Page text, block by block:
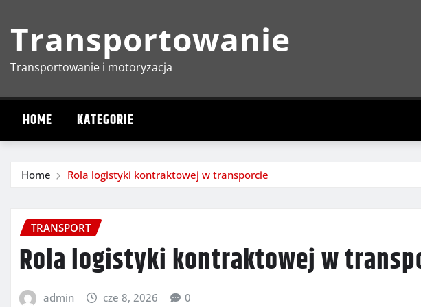
content
Transportowanie
Transportowanie i motoryzacja
HOME KATEGORIE
Home Rola logistyki kontraktowej w transporcie
TRANSPORT
Rola logistyki kontraktowej w
admin cze 8, 2026 0